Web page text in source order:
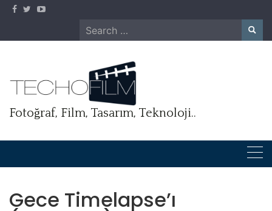
Skip
Search
for:
Fotoğraf, Film, Tasarım, Teknoloji..
Gece Timelapse’ı